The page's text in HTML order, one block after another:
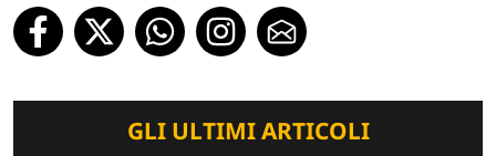
GLI ULTIMI ARTICOLI